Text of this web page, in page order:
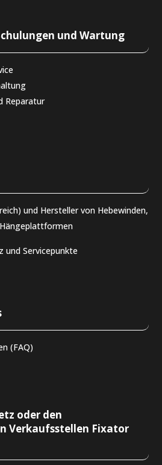
und Wartung
Reparatur
und Hersteller von Hebewinden,
und Servicepunkte
(FAQ)
oder den
Verkaufsstellen Fixator